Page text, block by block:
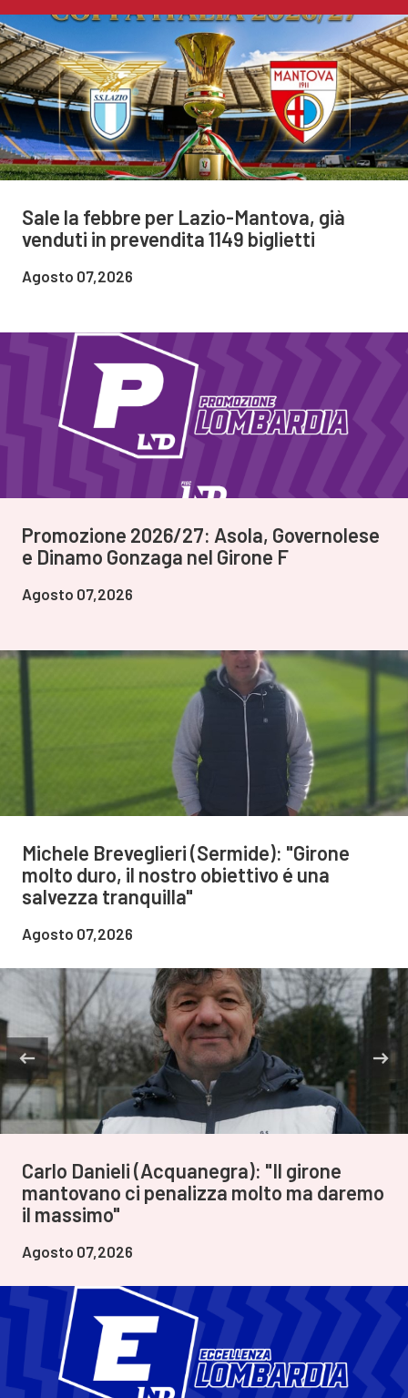
Sale la febbre per Lazio-Mantova, già
venduti in prevendita 1149 biglietti
Agosto 07,2026
Promozione 2026/27: Asola, Governolese
e Dinamo Gonzaga nel Girone F
Agosto 07,2026
Michele Breveglieri (Sermide): "Girone
molto duro, il nostro obiettivo é una
salvezza tranquilla"
Agosto 07,2026
Carlo Danieli (Acquanegra): "Il girone
mantovano ci penalizza molto ma daremo
il massimo"
Agosto 07,2026